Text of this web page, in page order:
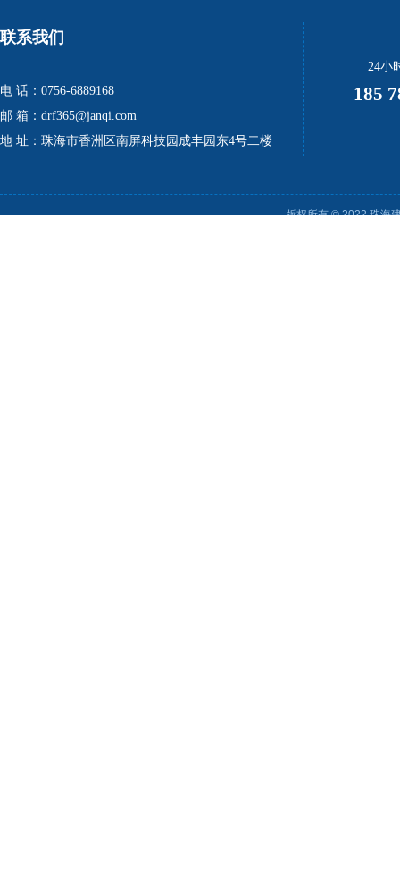
24小
185
版权所有 © 2022 珠海
联系我们
电 话：0756-6889168
邮 箱：drf365@janqi.com
地 址：珠海市香洲区南屏科技园成丰园东4号二楼